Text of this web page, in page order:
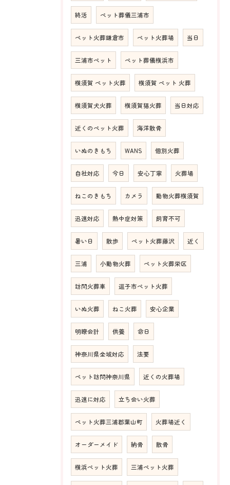
終活 ペット葬儀三浦市
ペット火葬鎌倉市 ペット火葬場 当日
三浦市ペット ペット葬儀横浜市
横須賀 ペット火葬 横須賀 ペット 火葬
横須賀犬火葬 横須賀猫火葬 当日対応
近くのペット火葬 海洋散骨
いぬのきもち WANS 個別火葬
自社対応 今日 安心丁寧 火葬場
ねこのきもち カメラ 動物火葬横須賀
迅速対応 熱中症対策 飼育不可
暑い日 散歩 ペット火葬藤沢 近く
三浦 小動物火葬 ペット火葬栄区
訪問火葬車 逗子市ペット火葬
いぬ火葬 ねこ火葬 安心企業
明瞭会計 供養 命日
神奈川県全域対応 法要
ペット訪問神奈川県 近くの火葬場
迅速に対応 立ち会い火葬
ペット火葬三浦郡葉山町 火葬場近く
オーダーメイド 納骨 散骨
横浜ペット火葬 三浦ペット火葬